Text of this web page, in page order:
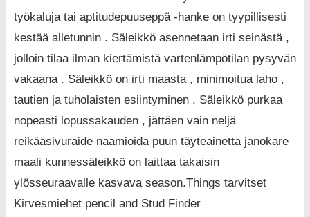
työkaluja tai aptitudepuuseppä -hanke on tyypillisesti
kestää alletunnin . Säleikkö asennetaan irti seinästä ,
jolloin tilaa ilman kiertämistä vartenlämpötilan pysyvän
vakaana . Säleikkö on irti maasta , minimoitua laho ,
tautien ja tuholaisten esiintyminen . Säleikkö purkaa
nopeasti lopussakauden , jättäen vain neljä
reikääsivuraide naamioida puun täyteainetta janokare
maali kunnessäleikkö on laittaa takaisin
ylösseuraavalle kasvava season.Things tarvitset
Kirvesmiehet pencil and Stud Finder